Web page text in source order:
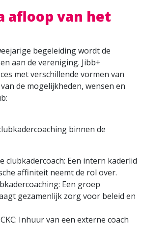
afloop van het
begeleiding wordt de
aan de vereniging. Jibb+
met verschillende vormen van
de mogelijkheden, wensen en
binnen de
clubkadercoach: Een intern kaderlid
affiniteit neemt de rol over.
Een groep
gezamenlijk zorg voor beleid en
Inhuur van een externe coach